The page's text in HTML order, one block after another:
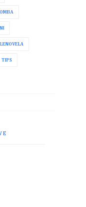
TIPS